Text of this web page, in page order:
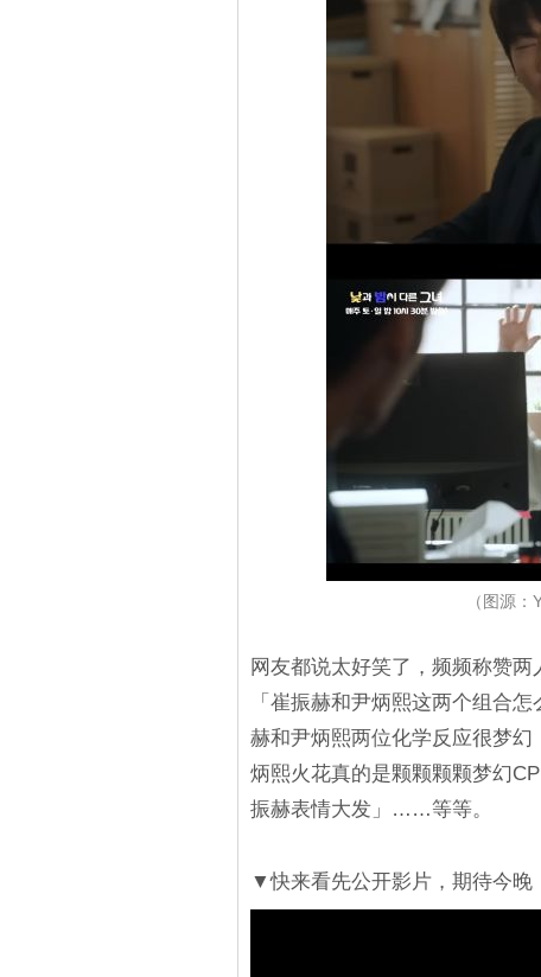
（图源：
网友都说太好笑了，频频称赞两
「崔振赫和尹炳熙这两个组合
赫和尹炳熙两位化学反应很梦
炳熙火花真的是颗颗颗颗梦幻
振赫表情大发」……等等。
▼快来看先公开影片，期待今晚